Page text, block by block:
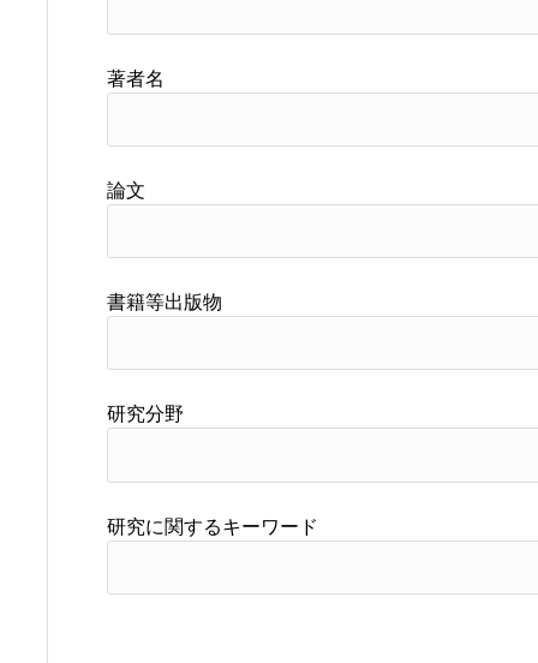
著者名
論文
書籍等出版物
研究分野
研究に関するキーワード